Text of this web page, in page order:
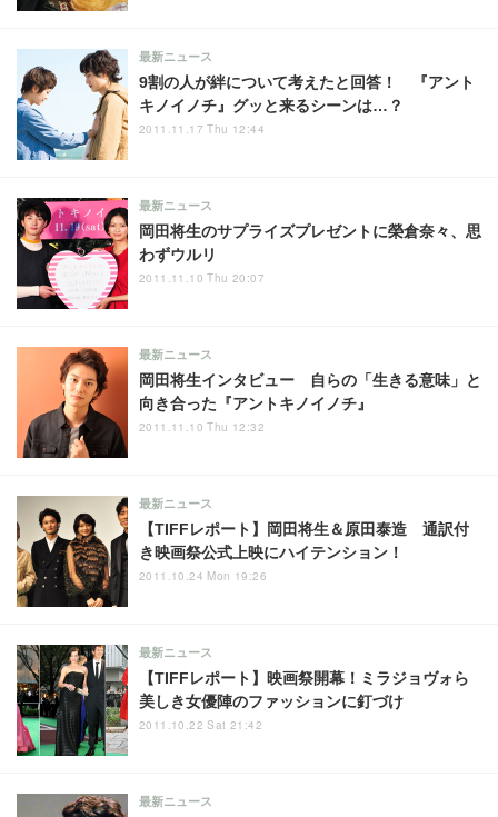
9割の人が絆について考えたと回答！ 『アント
キノイノチ』グッと来るシーンは…？
最新ニュース
2011.11.17 Thu 12:44
岡田将生のサプライズプレゼントに榮倉奈々、思
わずウルリ
最新ニュース
2011.11.10 Thu 20:07
岡田将生インタビュー 自らの「生きる意味」と
向き合った『アントキノイノチ』
最新ニュース
2011.11.10 Thu 12:32
【TIFFレポート】岡田将生＆原田泰造 通訳付
き映画祭公式上映にハイテンション！
最新ニュース
2011.10.24 Mon 19:26
【TIFFレポート】映画祭開幕！ミラジョヴォら
美しき女優陣のファッションに釘づけ
最新ニュース
2011.10.22 Sat 21:42
最新ニュース